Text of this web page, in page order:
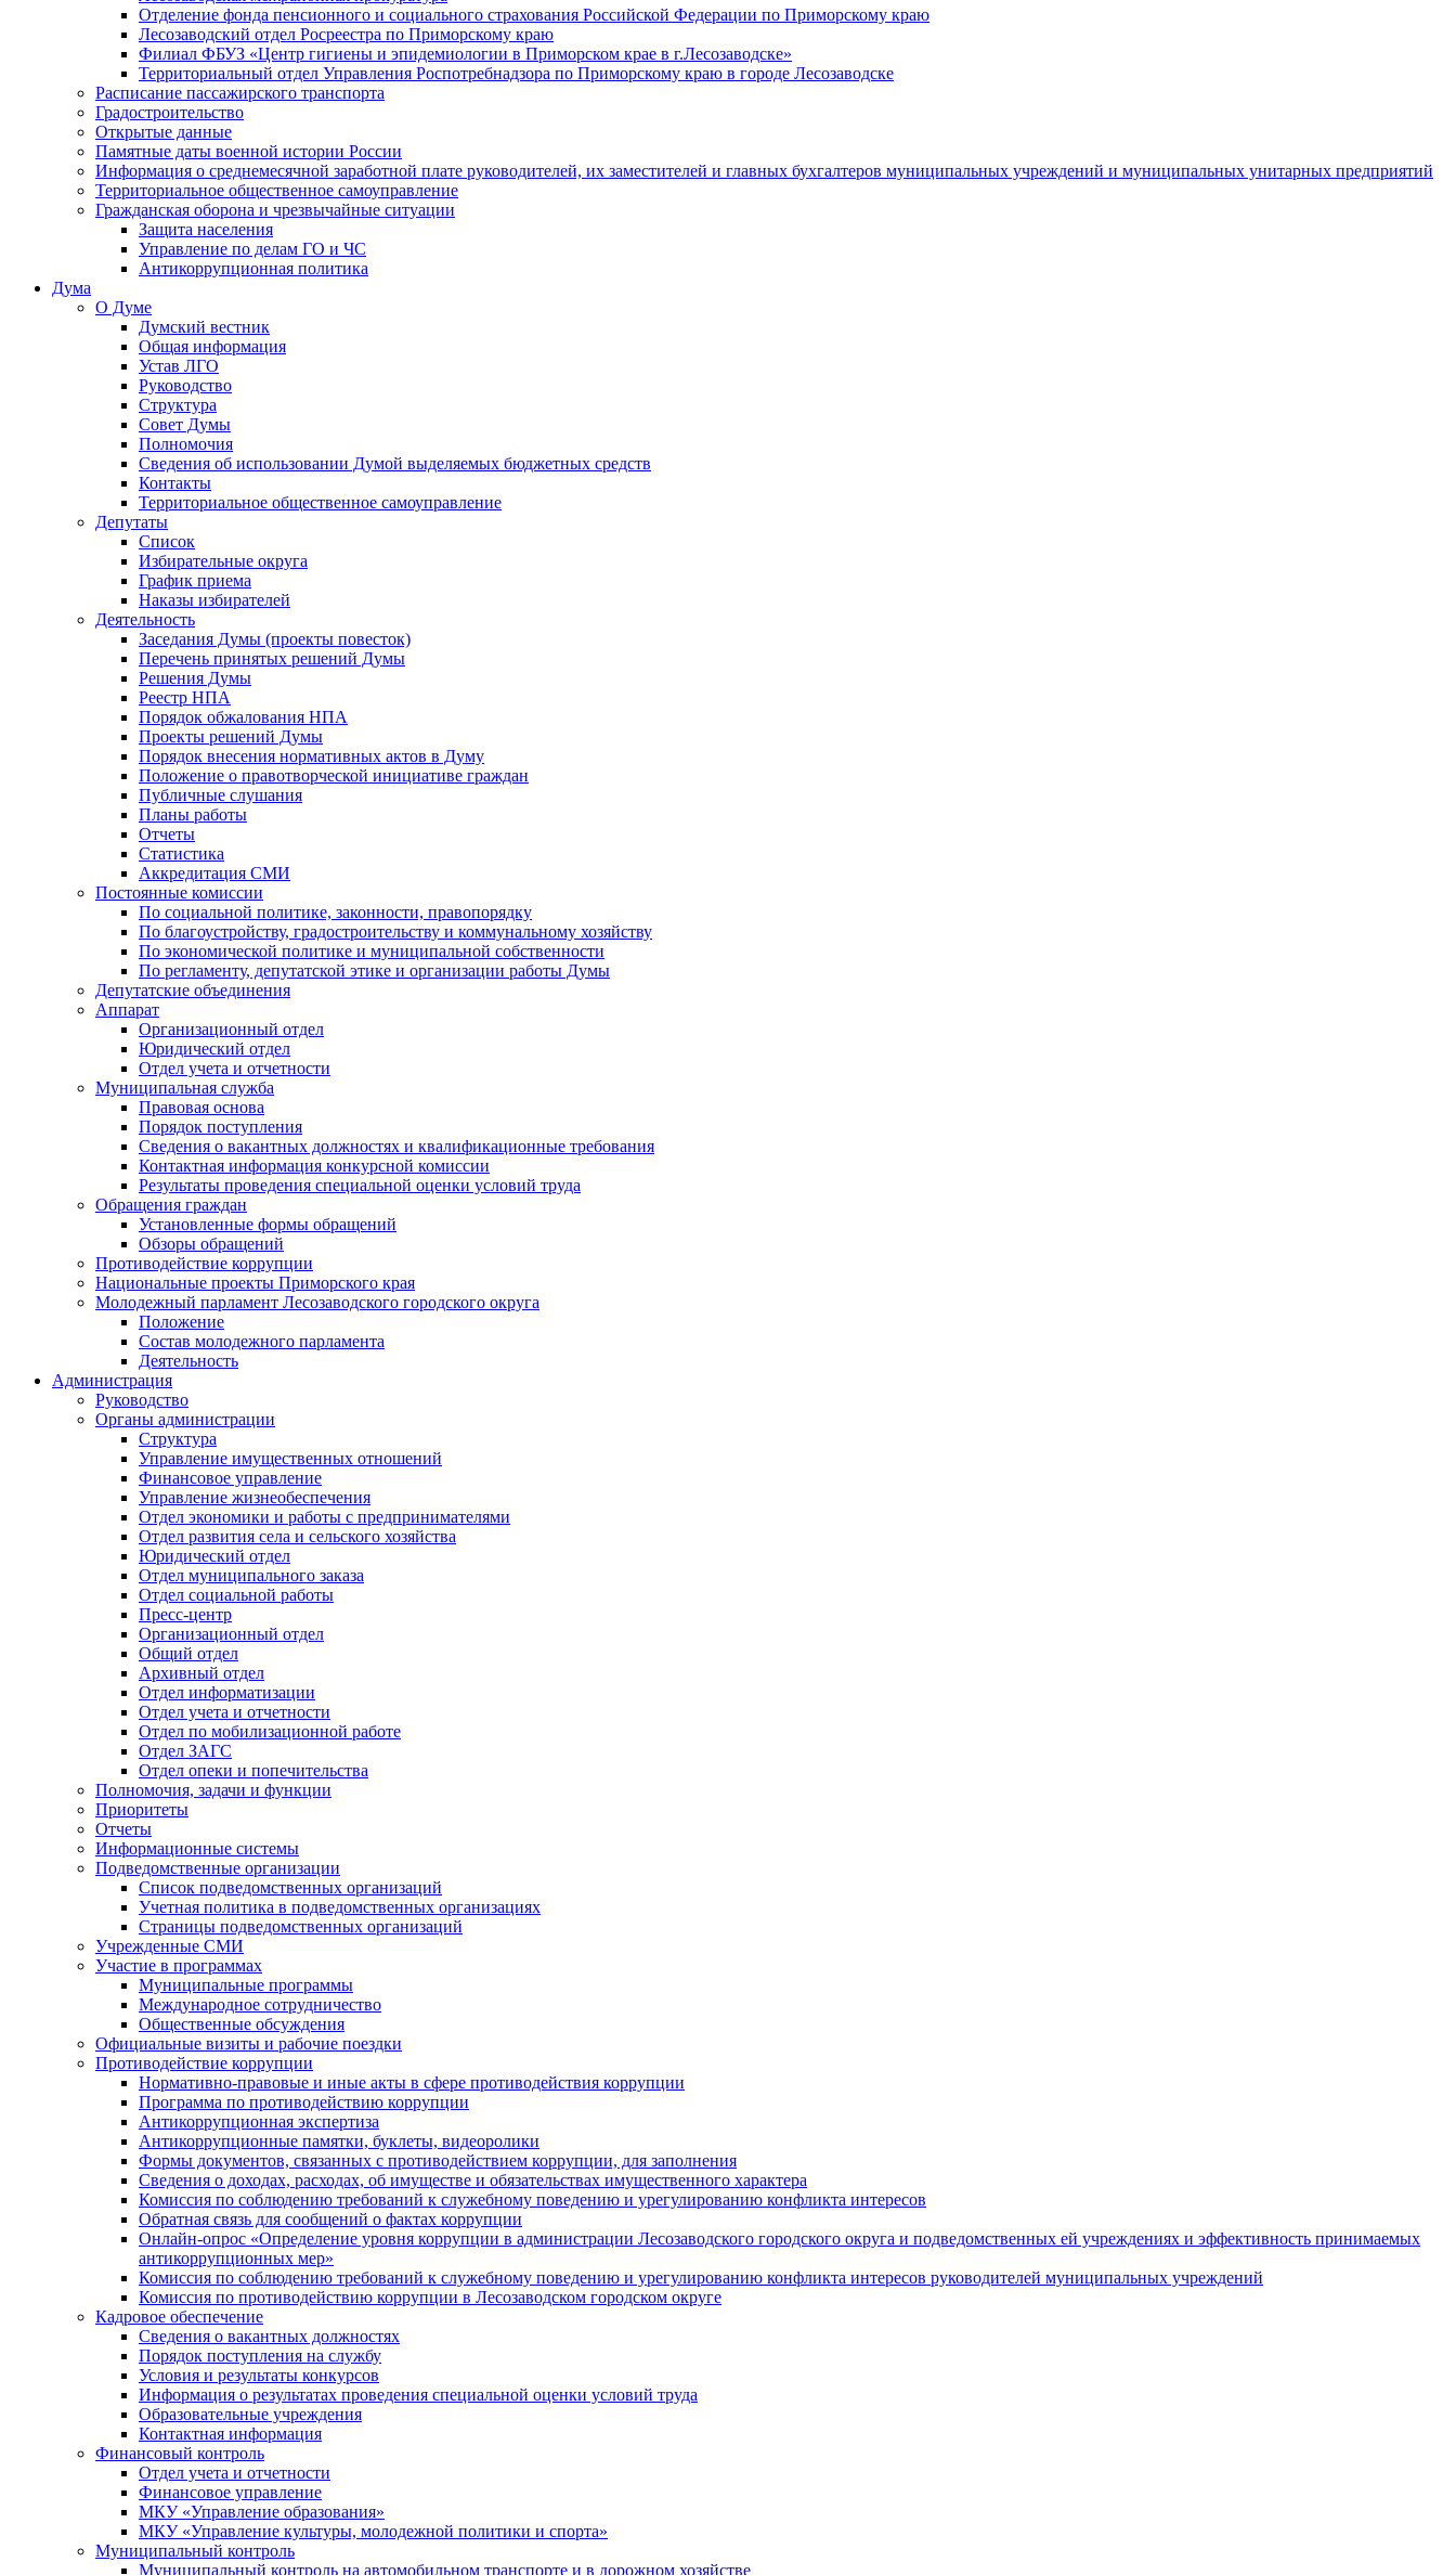
Отделение фонда пенсионного и социального страхования Российской Федерации по Приморскому краю
Лесозаводский отдел Росреестра по Приморскому краю
Филиал ФБУЗ «Центр гигиены и эпидемиологии в Приморском крае в г.Лесозаводске»
Территориальный отдел Управления Роспотребнадзора по Приморскому краю в городе Лесозаводске
Расписание пассажирского транспорта
Градостроительство
Открытые данные
Памятные даты военной истории России
Информация о среднемесячной заработной плате руководителей, их заместителей и главных бухгалтеров муниципальных учреждений и муниципальных унитарных предприятий
Территориальное общественное самоуправление
Гражданская оборона и чрезвычайные ситуации
Защита населения
Управление по делам ГО и ЧС
Антикоррупционная политика
Дума
О Думе
Думский вестник
Общая информация
Устав ЛГО
Руководство
Структура
Совет Думы
Полномочия
Сведения об использовании Думой выделяемых бюджетных средств
Контакты
Территориальное общественное самоуправление
Депутаты
Список
Избирательные округа
График приема
Наказы избирателей
Деятельность
Заседания Думы (проекты повесток)
Перечень принятых решений Думы
Решения Думы
Реестр НПА
Порядок обжалования НПА
Проекты решений Думы
Порядок внесения нормативных актов в Думу
Положение о правотворческой инициативе граждан
Публичные слушания
Планы работы
Отчеты
Статистика
Аккредитация СМИ
Постоянные комиссии
По социальной политике, законности, правопорядку
По благоустройству, градостроительству и коммунальному хозяйству
По экономической политике и муниципальной собственности
По регламенту, депутатской этике и организации работы Думы
Депутатские объединения
Аппарат
Организационный отдел
Юридический отдел
Отдел учета и отчетности
Муниципальная служба
Правовая основа
Порядок поступления
Сведения о вакантных должностях и квалификационные требования
Контактная информация конкурсной комиссии
Результаты проведения специальной оценки условий труда
Обращения граждан
Установленные формы обращений
Обзоры обращений
Противодействие коррупции
Национальные проекты Приморского края
Молодежный парламент Лесозаводского городского округа
Положение
Состав молодежного парламента
Деятельность
Администрация
Руководство
Органы администрации
Структура
Управление имущественных отношений
Финансовое управление
Управление жизнеобеспечения
Отдел экономики и работы с предпринимателями
Отдел развития села и сельского хозяйства
Юридический отдел
Отдел муниципального заказа
Отдел социальной работы
Пресс-центр
Организационный отдел
Общий отдел
Архивный отдел
Отдел информатизации
Отдел учета и отчетности
Отдел по мобилизационной работе
Отдел ЗАГС
Отдел опеки и попечительства
Полномочия, задачи и функции
Приоритеты
Отчеты
Информационные системы
Подведомственные организации
Список подведомственных организаций
Учетная политика в подведомственных организациях
Страницы подведомственных организаций
Учрежденные СМИ
Участие в программах
Муниципальные программы
Международное сотрудничество
Общественные обсуждения
Официальные визиты и рабочие поездки
Противодействие коррупции
Нормативно-правовые и иные акты в сфере противодействия коррупции
Программа по противодействию коррупции
Антикоррупционная экспертиза
Антикоррупционные памятки, буклеты, видеоролики
Формы документов, связанных с противодействием коррупции, для заполнения
Сведения о доходах, расходах, об имуществе и обязательствах имущественного характера
Комиссия по соблюдению требований к служебному поведению и урегулированию конфликта интересов
Обратная связь для сообщений о фактах коррупции
Онлайн-опрос «Определение уровня коррупции в администрации Лесозаводского городского округа и подведомственных ей учреждениях и эффективность принимаемых
антикоррупционных мер»
Комиссия по соблюдению требований к служебному поведению и урегулированию конфликта интересов руководителей муниципальных учреждений
Комиссия по противодействию коррупции в Лесозаводском городском округе
Кадровое обеспечение
Сведения о вакантных должностях
Порядок поступления на службу
Условия и результаты конкурсов
Информация о результатах проведения специальной оценки условий труда
Образовательные учреждения
Контактная информация
Финансовый контроль
Отдел учета и отчетности
Финансовое управление
МКУ «Управление образования»
МКУ «Управление культуры, молодежной политики и спорта»
Муниципальный контроль
Муниципальный контроль на автомобильном транспорте и в дорожном хозяйстве